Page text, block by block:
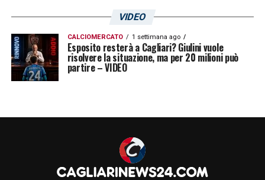
VIDEO
CALCIOMERCATO 1 settimana ago
Esposito resterà a Cagliari? Giulini vuole
risolvere la situazione, ma per 20 milioni può
partire – VIDEO